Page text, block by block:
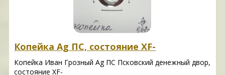
Копейка Ag ПС, состояние XF-
Копейка Иван Грозный Ag ПС Псковский денежный двор,
состояние XF-